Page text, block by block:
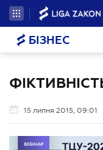
БІЗНЕС
15 липня 2015, 09:01